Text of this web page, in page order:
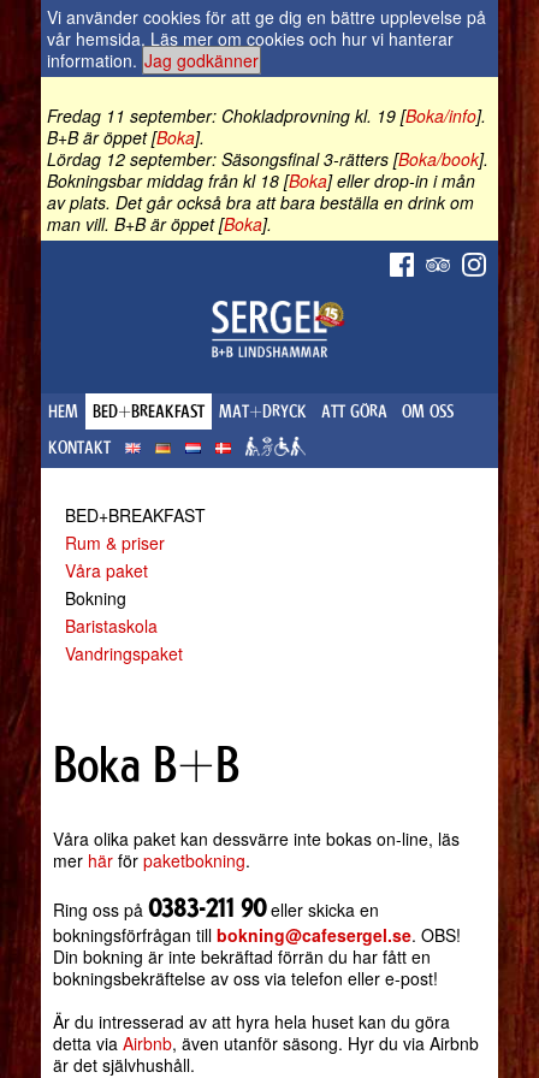
Vi använder cookies för att ge dig en bättre upplevelse på
vår hemsida. Läs mer om cookies och hur vi hanterar
information. Jag godkänner
Fredag 11 september: Chokladprovning kl. 19 [Boka/info].
B+B är öppet [Boka].
Lördag 12 september: Säsongsfinal 3-rätters [Boka/book].
Bokningsbar middag från kl 18 [Boka] eller drop-in i mån
av plats. Det går också bra att bara beställa en drink om
man vill. B+B är öppet [Boka].
HEM BED+BREAKFAST MAT+DRYCK ATT GÖRA
OM OSS
KONTAKT
BED+BREAKFAST
Rum & priser
Våra paket
Bokning
Baristaskola
Vandringspaket
Boka B+B
Våra olika paket kan dessvärre inte bokas on-line, läs
mer härför paketbokning.
Ring oss på 0383-211 90eller skicka en
bokningsförfrågan till bokning@cafesergel.se. OBS!
Din bokning är inte bekräftad förrän du har fått en
bokningsbekräftelse av oss via telefon eller e-post!
Är du intresserad av att hyra hela huset kan du göra
detta via Airbnb, även utanför säsong. Hyr du via Airbnb
är det självhushåll.